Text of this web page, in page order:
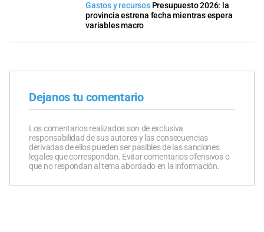
Gastos y recursos Presupuesto 2026: la
provincia estrena fecha mientras espera
variables macro
Dejanos tu comentario
Los comentarios realizados son de exclusiva
responsabilidad de sus autores y las consecuencias
derivadas de ellos pueden ser pasibles de las sanciones
legales que correspondan. Evitar comentarios ofensivos o
que no respondan al tema abordado en la información.